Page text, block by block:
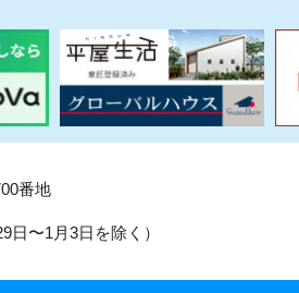
番地
〜1月3日を除く）